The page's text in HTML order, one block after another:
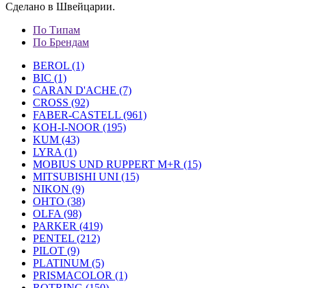
Сделано в Швейцарии.
По Типам
По Брендам
BEROL (1)
BIC (1)
CARAN D'ACHE (7)
CROSS (92)
FABER-CASTELL (961)
KOH-I-NOOR (195)
KUM (43)
LYRA (1)
MOBIUS UND RUPPERT M+R (15)
MITSUBISHI UNI (15)
NIKON (9)
OHTO (38)
OLFA (98)
PARKER (419)
PENTEL (212)
PILOT (9)
PLATINUM (5)
PRISMACOLOR (1)